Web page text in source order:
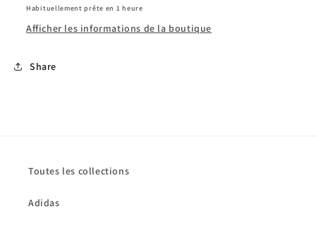
Habituellement prête en 1 heure
Afficher les informations de la boutique
Share
Toutes les collections
Adidas